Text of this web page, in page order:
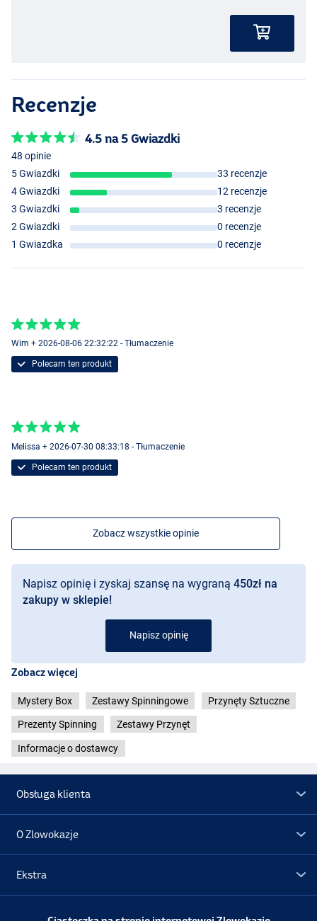
Recenzje
4.5 na 5 Gwiazdki
48 opinie
5 Gwiazdki
33 recenzje
4 Gwiazdki
12 recenzje
3 Gwiazdki
3 recenzje
2 Gwiazdki
0 recenzje
1 Gwiazdka
0 recenzje
Wim + 2026-08-06 22:32:22 - Tłumaczenie
Polecam ten produkt
Melissa + 2026-07-30 08:33:18 - Tłumaczenie
Polecam ten produkt
Zobacz wszystkie opinie
Napisz opinię i zyskaj szansę na wygraną 450zł na
zakupy w sklepie!
Napisz opinię
Zobacz więcej
Mystery Box Zestawy Spinningowe Przynęty Sztuczne
Prezenty Spinning Zestawy Przynęt
Informacje o dostawcy
Obsługa klienta
O Zlowokazje
Ekstra
Promocje